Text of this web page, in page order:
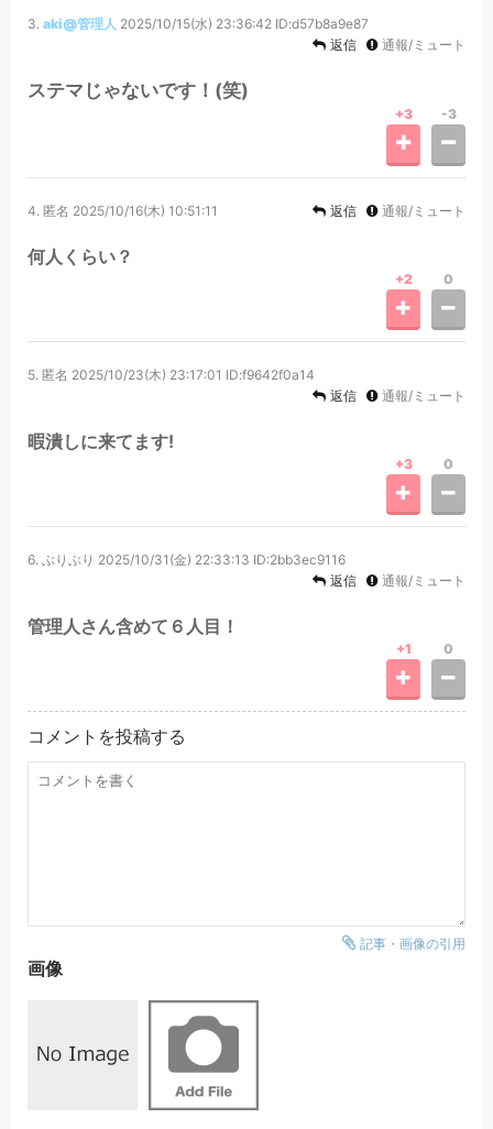
3. aki@管理人 2025/10/15(水) 23:36:42 ID:d57b8a9e87
返信
通報/ミュート
ステマじゃないです！(笑)
+3 -3
4. 匿名 2025/10/16(木) 10:51:11 返信 通報/ミュート
何人くらい？
+2 0
5. 匿名 2025/10/23(木) 23:17:01 ID:f9642f0a14
返信
通報/ミュート
暇潰しに来てます!
+3 0
6. ぶりぶり 2025/10/31(金) 22:33:13 ID:2bb3ec9116
返信
通報/ミュート
管理人さん含めて６人目！
+1 0
コメントを投稿する
記事・画像の引用
画像